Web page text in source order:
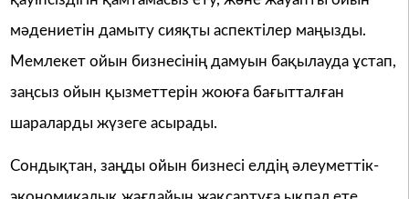
мәдениетін дамыту сияқты аспектілер маңызды.
Мемлекет ойын бизнесінің дамуын бақылауда ұстап,
заңсыз ойын қызметтерін жоюға бағытталған
шараларды жүзеге асырады.
Сондықтан, заңды ойын бизнесі елдің әлеуметтік-